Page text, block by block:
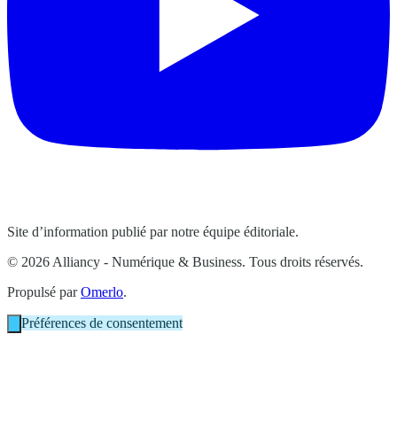
Site d’information publié par notre équipe éditoriale.
© 2026 Alliancy - Numérique & Business. Tous droits réservés.
Propulsé parOmerlo.
Préférences de consentement